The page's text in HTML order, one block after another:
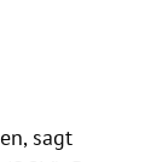
sagt